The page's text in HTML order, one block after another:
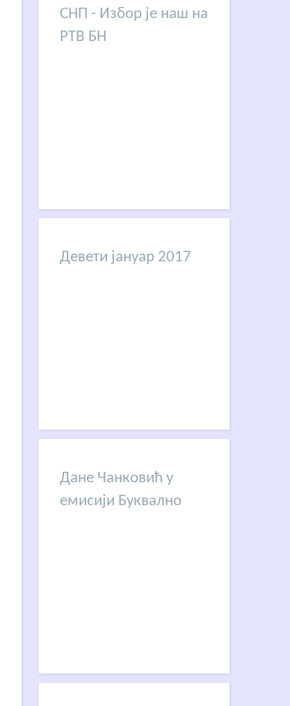
СНП - Избор је наш на
РТВ БН
Девети јануар 2017
Дане Чанковић у
емисији Буквално